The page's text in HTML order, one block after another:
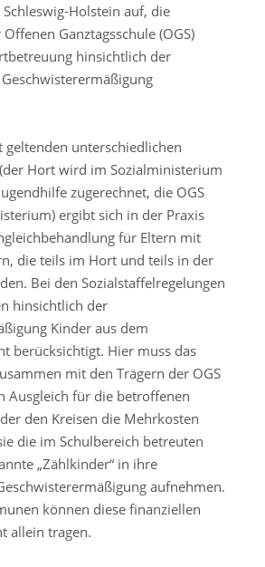
Holstein auf, die
Ganztagsschule (OGS)
hinsichtlich der
geltenden unterschiedlichen
Hort wird im Sozialministerium
zugerechnet, die OGS
ergibt sich in der Praxis
für Eltern mit
die teils im Hort und teils in der
Bei den Sozialstaffelregelungen
hinsichtlich der
Kinder aus dem
berücksichtigt. Hier muss das
mit den Trägern der OGS
Ausgleich für die betroffenen
den Kreisen die Mehrkosten
die im Schulbereich betreuten
„Zählkinder“ in ihre
aufnehmen.
können diese finanziellen
allein tragen.